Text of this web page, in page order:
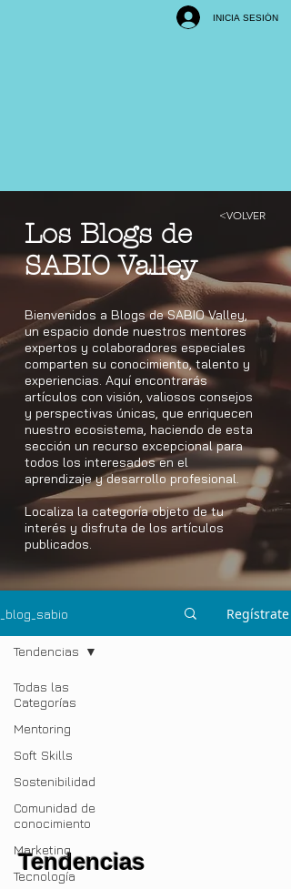
INICIA SESIÓN
<VOLVER
Los Blogs de
SABIO Valley
Bienvenidos a Blogs de SABIO Valley,
un espacio donde nuestros mentores
expertos y colaboradores especiales
comparten su conocimiento, talento y
experiencias. Aquí encontrarás
artículos con visión, valiosos consejos
y perspectivas únicas, que enriquecen
nuestro ecosistema, haciendo de esta
sección un recurso excepcional para
todos los interesados en el
aprendizaje y desarrollo profesional.
Localiza la categoría objeto de tu
interés y disfruta de los artículos
publicados.
_blog_sabio Regístrate
Todas las
Categorías
Mentoring
Soft Skills
Sostenibilidad
Comunidad de
conocimiento
Marketing
Tecnología
Tendencias
Tendencias